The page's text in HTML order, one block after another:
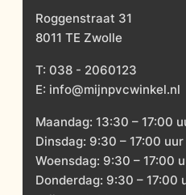
Roggenstraat 31
8011 TE Zwolle
T: 038 - 2060123
E: info@mijnpvcwinkel.nl
Maandag: 13:30 – 17:00
Dinsdag: 9:30 – 17:00 uur
Woensdag: 9:30 – 17:00
Donderdag: 9:30 – 17:00